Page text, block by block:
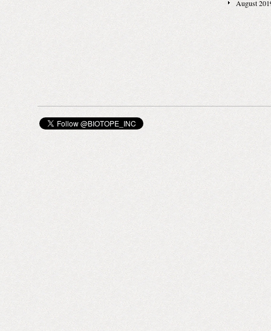
をあげてみ
となります
August